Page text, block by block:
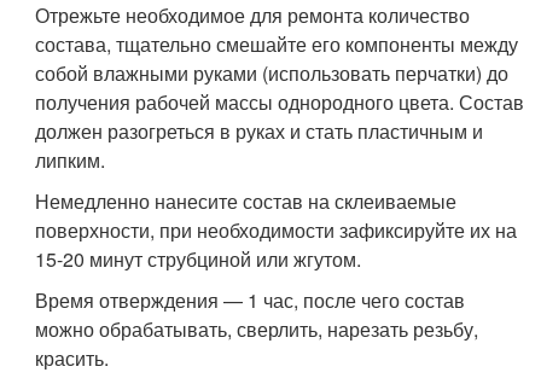
Отрежьте необходимое для ремонта количество
состава, тщательно смешайте его компоненты между
собой влажными руками (использовать перчатки) до
получения рабочей массы однородного цвета. Состав
должен разогреться в руках и стать пластичным и
липким.
Немедленно нанесите состав на склеиваемые
поверхности, при необходимости зафиксируйте их на
15-20 минут струбциной или жгутом.
Время отверждения — 1 час, после чего состав
можно обрабатывать, сверлить, нарезать резьбу,
красить.